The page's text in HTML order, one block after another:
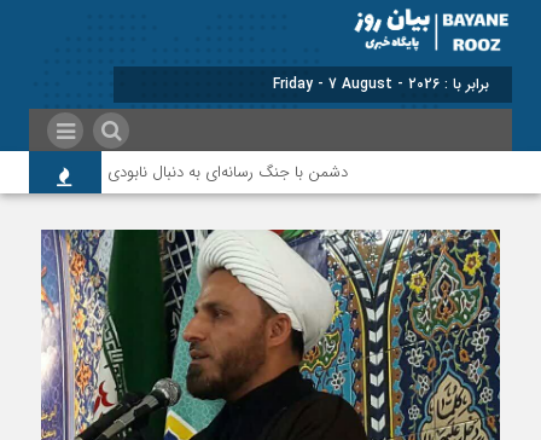
برابر با : Friday - 7 August - 2026
دشمن با جنگ رسانه‌ای به دنبال نابودی امید و اعتماد مردم است